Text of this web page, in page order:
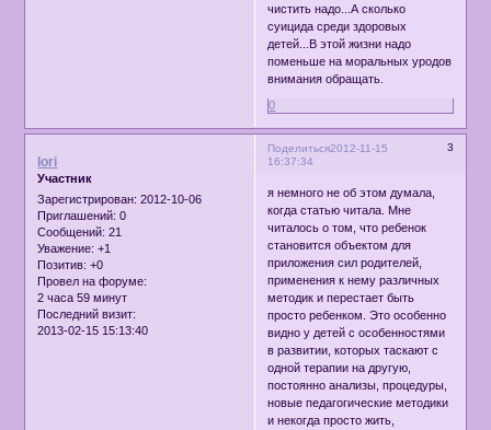
чистить надо...А сколько
суицида среди здоровых
детей...В этой жизни надо
поменьше на моральных уродов
внимания обращать.
0
Поделиться 3
2012-11-15
16:37:34
lori
Участник
Зарегистрирован: 2012-10-06
Приглашений: 0
Сообщений: 21
Уважение: +1
Позитив: +0
Провел на форуме:
2 часа 59 минут
Последний визит:
2013-02-15 15:13:40
я немного не об этом думала,
когда статью читала. Мне
читалось о том, что ребенок
становится объектом для
приложения сил родителей,
применения к нему различных
методик и перестает быть
просто ребенком. Это особенно
видно у детей с особенностями
в развитии, которых таскают с
одной терапии на другую,
постоянно анализы, процедуры,
новые педагогические методики
и некогда просто жить,